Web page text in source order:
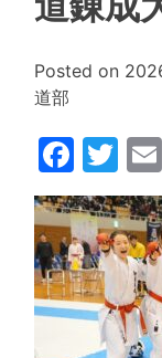
Posted on
道部